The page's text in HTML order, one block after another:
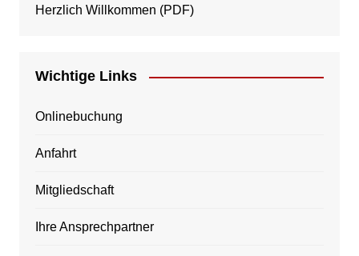
Herzlich Willkommen (PDF)
Wichtige Links
Onlinebuchung
Anfahrt
Mitgliedschaft
Ihre Ansprechpartner